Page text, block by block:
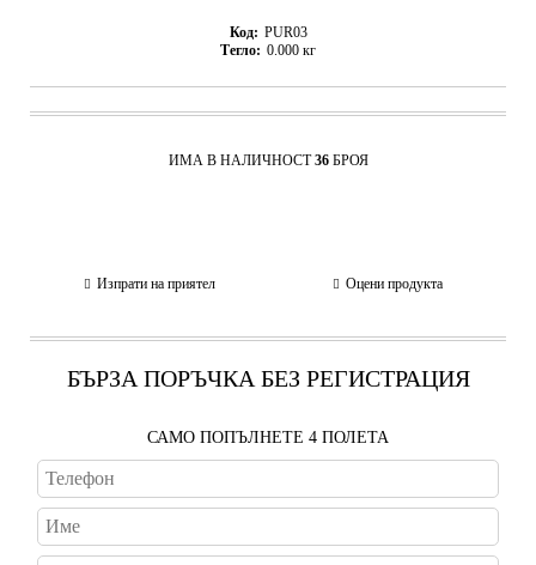
Код: PUR03
Тегло: 0.000 кг
ИМА В НАЛИЧНОСТ36БРОЯ
Изпрати на приятел Оцени продукта
БЪРЗА ПОРЪЧКА БЕЗ РЕГИСТРАЦИЯ
САМО ПОПЪЛНЕТЕ 4 ПОЛЕТА